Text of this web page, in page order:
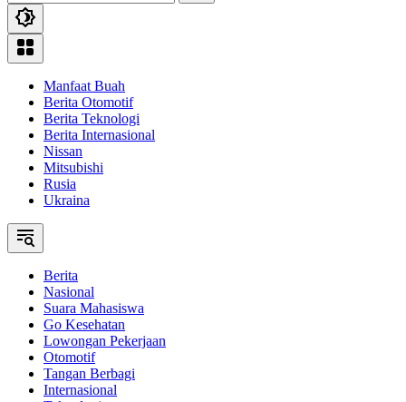
Manfaat Buah
Berita Otomotif
Berita Teknologi
Berita Internasional
Nissan
Mitsubishi
Rusia
Ukraina
Berita
Nasional
Suara Mahasiswa
Go Kesehatan
Lowongan Pekerjaan
Otomotif
Tangan Berbagi
Internasional